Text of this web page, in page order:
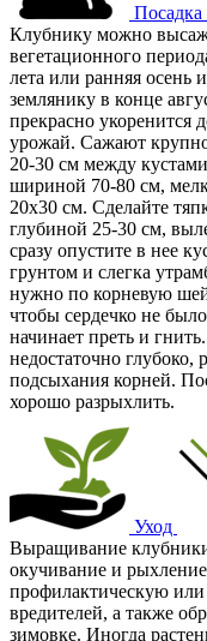
Посадка
Клубнику можно
вегетационного
лета или ранняя осень
землянику в конце
прекрасно укоренится
урожай. Сажают
20-30 см между
шириной 70-80 см,
20х30 см. Сделайте
глубиной 25-30 см,
сразу опустите в нее
грунтом и слегка
нужно по корневую
чтобы сердечко не
начинает преть и
недостаточно глубоко,
подсыхания корней.
хорошо разрыхлить.
Уход
Выращивание клубники
окучивание и
профилактическую или
вредителей, а также
зимовке. Иногда